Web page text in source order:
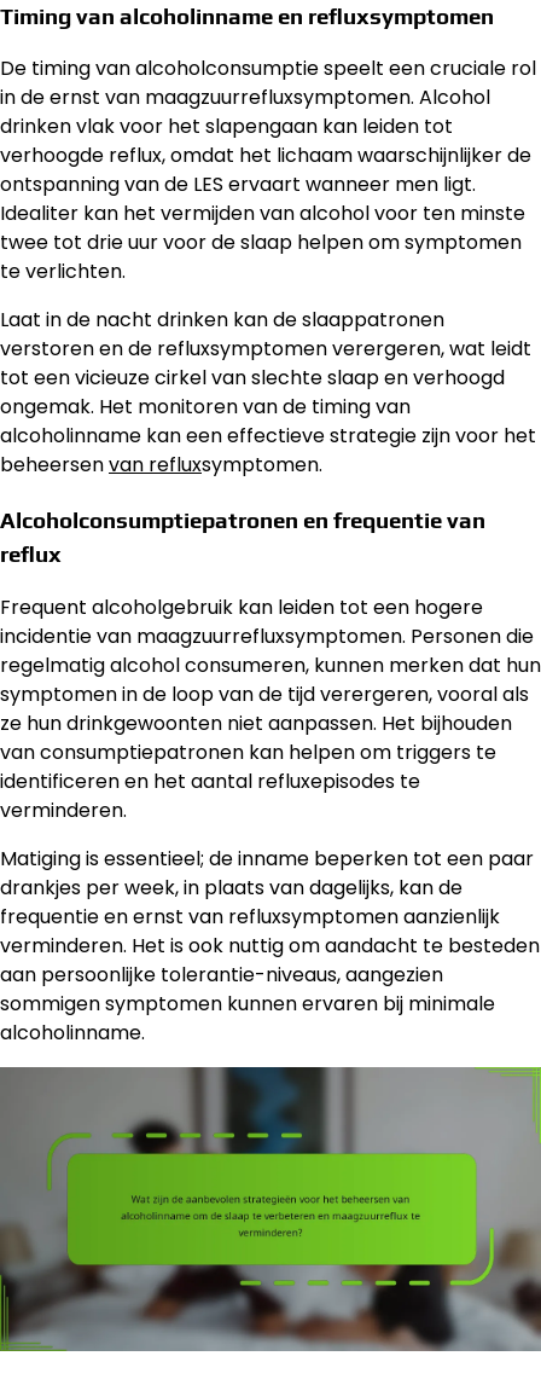
Timing van alcoholinname en refluxsymptomen
De timing van alcoholconsumptie speelt een cruciale rol
in de ernst van maagzuurrefluxsymptomen. Alcohol
drinken vlak voor het slapengaan kan leiden tot
verhoogde reflux, omdat het lichaam waarschijnlijker de
ontspanning van de LES ervaart wanneer men ligt.
Idealiter kan het vermijden van alcohol voor ten minste
twee tot drie uur voor de slaap helpen om symptomen
te verlichten.
Laat in de nacht drinken kan de slaappatronen
verstoren en de refluxsymptomen verergeren, wat leidt
tot een vicieuze cirkel van slechte slaap en verhoogd
ongemak. Het monitoren van de timing van
alcoholinname kan een effectieve strategie zijn voor het
beheersenvan refluxsymptomen.
Alcoholconsumptiepatronen en frequentie van
reflux
Frequent alcoholgebruik kan leiden tot een hogere
incidentie van maagzuurrefluxsymptomen. Personen die
regelmatig alcohol consumeren, kunnen merken dat hun
symptomen in de loop van de tijd verergeren, vooral als
ze hun drinkgewoonten niet aanpassen. Het bijhouden
van consumptiepatronen kan helpen om triggers te
identificeren en het aantal refluxepisodes te
verminderen.
Matiging is essentieel; de inname beperken tot een paar
drankjes per week, in plaats van dagelijks, kan de
frequentie en ernst van refluxsymptomen aanzienlijk
verminderen. Het is ook nuttig om aandacht te besteden
aan persoonlijke tolerantie-niveaus, aangezien
sommigen symptomen kunnen ervaren bij minimale
alcoholinname.